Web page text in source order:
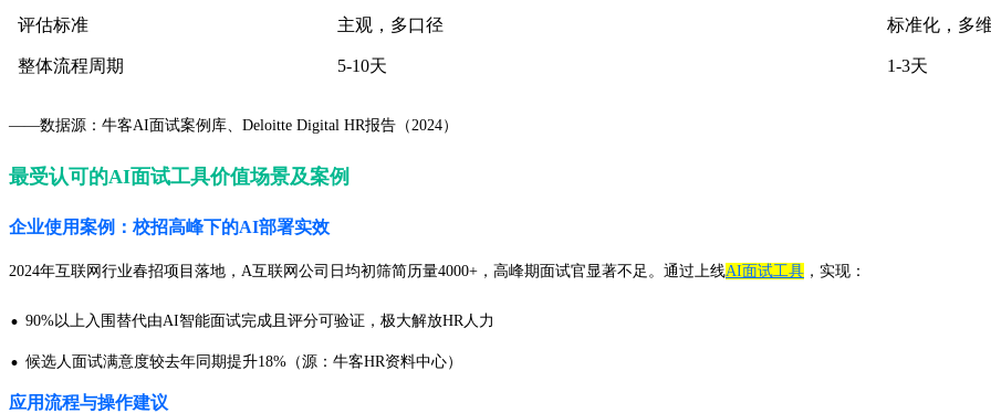
评估标准 主观，多口径 标准化，多
整体流程周期 5-10天 1-3天
——数据源：牛客AI面试案例库、Deloitte Digital HR报告（2024）
最受认可的AI面试工具价值场景及案例
企业使用案例：校招高峰下的AI部署实效
2024年互联网行业春招项目落地，A互联网公司日均初筛简历量4000+，高峰期面试官显著不足。通过上线AI面试工具 ，实现：
· 90%以上入围替代由AI智能面试完成且评分可验证，极大解放HR人力
· 候选人面试满意度较去年同期提升18%（源：牛客HR资料中心）
应用流程与操作建议